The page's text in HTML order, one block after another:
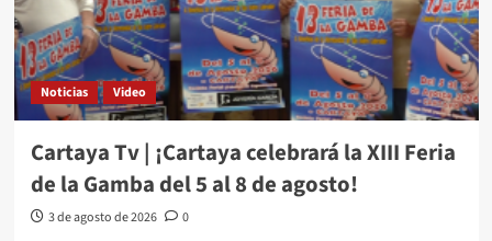
Noticias Video
Cartaya Tv | ¡Cartaya celebrará la XIII Feria
de la Gamba del 5 al 8 de agosto!
3 de agosto de 2026 0